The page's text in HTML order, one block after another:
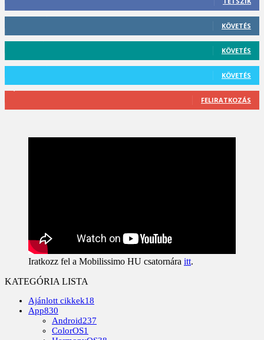
KÖVETÉS
KÖVETÉS
KÖVETÉS
FELIRATKOZÁS
Iratkozz fel a Mobilissimo HU csatornára itt.
KATEGÓRIA LISTA
Ajánlott cikkek18
App830
Android237
ColorOS1